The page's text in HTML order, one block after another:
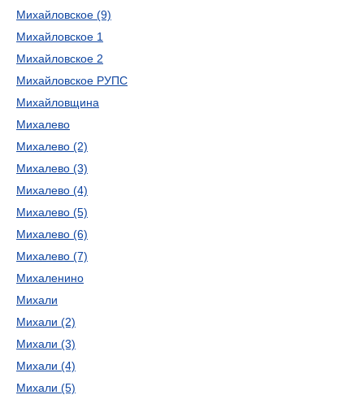
Михайловское (9)
Михайловское 1
Михайловское 2
Михайловское РУПС
Михайловщина
Михалево
Михалево (2)
Михалево (3)
Михалево (4)
Михалево (5)
Михалево (6)
Михалево (7)
Михаленино
Михали
Михали (2)
Михали (3)
Михали (4)
Михали (5)